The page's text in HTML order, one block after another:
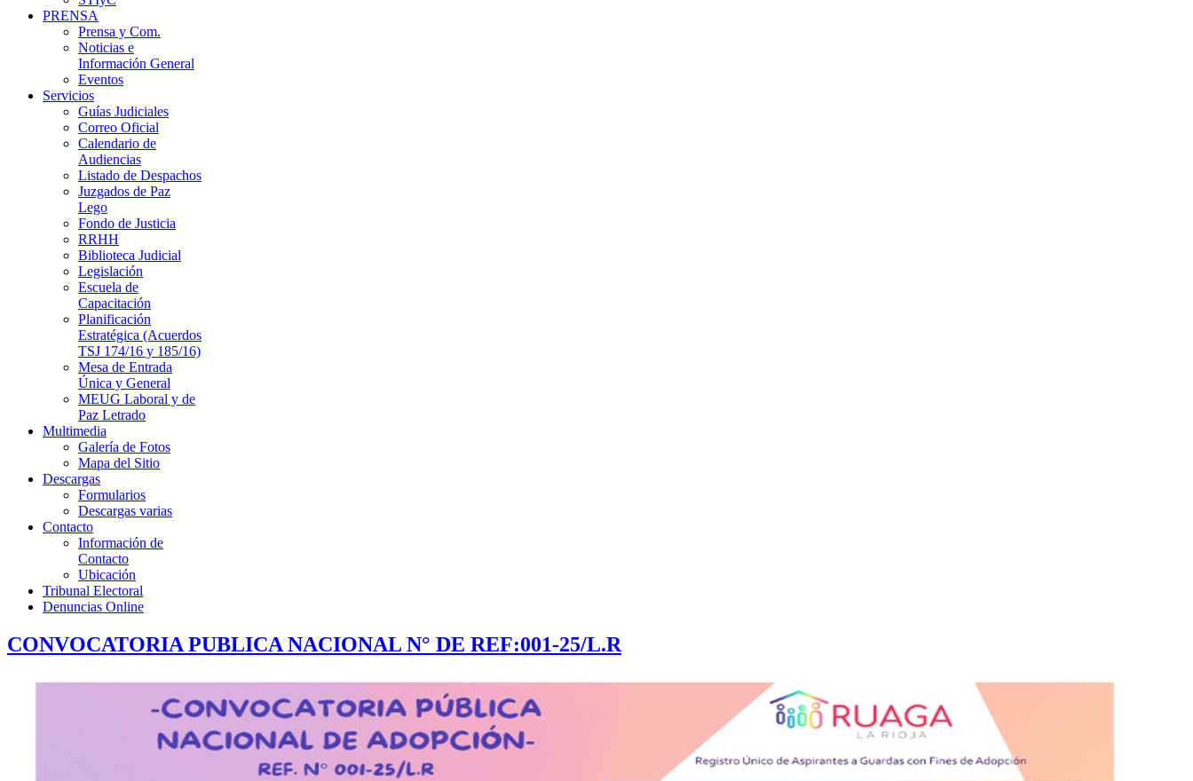
PRENSA
Prensa y Com.
Noticias e
Información General
Eventos
Servicios
Guías Judiciales
Correo Oficial
Calendario de
Audiencias
Listado de Despachos
Juzgados de Paz
Lego
Fondo de Justicia
RRHH
Biblioteca Judicial
Legislación
Escuela de
Capacitación
Planificación
Estratégica (Acuerdos
TSJ 174/16 y 185/16)
Mesa de Entrada
Única y General
MEUG Laboral y de
Paz Letrado
Multimedia
Galería de Fotos
Mapa del Sitio
Descargas
Formularios
Descargas varias
Contacto
Información de
Contacto
Ubicación
Tribunal Electoral
Denuncias Online
CONVOCATORIA PUBLICA NACIONAL N° DE REF:001-25/L.R